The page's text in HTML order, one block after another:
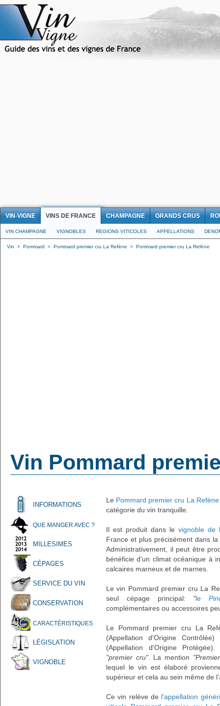
VIN-VIGNE VINS DE FRANCE CHAMPAGNE GRANDS CRUS
VIN CHAMPAGNE VIGNOBLES REGIONS VITICOLES APPELLATIONS
Vin > Pommard > Pommard premier cru La Refène > Pommard premier cru La Refène
Vin Pommard
INFORMATIONS
QUE MANGER AVEC ?
MILLESIMES
CÉPAGES
SERVICE DU VIN
CONSERVATION
CARACTÉRISTIQUES
LÉGISLATION
VIGNOBLE
Le Pommard premier cru La Refène
catégorie du vin tranquille.
Il est produit dans le vignoble de
France et plus précisément dans la
Administrativement, il peut être
bénéficie d'un climat océanique à
calcaires marneux et de marnes.
Le vin Pommard premier cru La
seul cépage principal: "le
complémentaires ou accessoires
Le Pommard premier cru La
(Appellation d'Origine
(Appellation d'Origine
"premier cru". La mention
lequel le vin est élaboré
supérieur et cela au sein même de
Ce vin relève de l'appellation